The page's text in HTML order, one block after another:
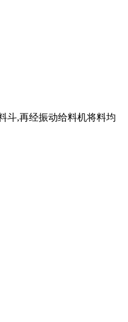
斗,再经振动给料机将料均